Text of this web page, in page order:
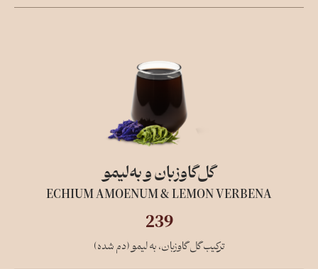
گل‌گاو‌زبان و به‌لیمو
ECHIUM AMOENUM & LEMON VERBENA
239
ترکیب گل گاوزبان، به لیمو (دم شده)